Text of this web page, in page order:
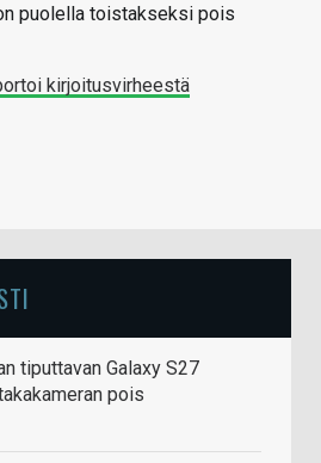
puolella toistakseksi pois
kirjoitusvirheestä
tiputtavan Galaxy S27
pois